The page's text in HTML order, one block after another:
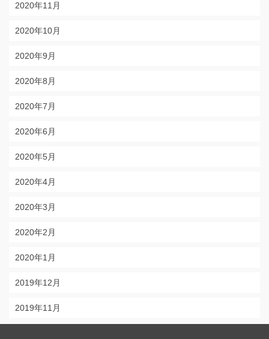
2020年11月
2020年10月
2020年9月
2020年8月
2020年7月
2020年6月
2020年5月
2020年4月
2020年3月
2020年2月
2020年1月
2019年12月
2019年11月